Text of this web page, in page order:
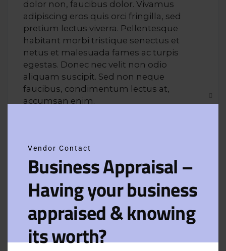
dolor non, faucibus dolor. Vivamus
adipiscing eros quis orci fringilla, sed
pretium lectus viverra. Pellentesque
habitant morbi tristique senectus et
netus et malesuada fames ac turpis
egestas. Donec nec velit non odio
aliquam suscipit. Sed non neque
faucibus, condimentum lectus at,
accumsan enim.
sapien vitae lectus suscipit, et pulvinar
nisi tincidunt. Aliquam erat volutpat.
Curabitur convallis fringilla diam sed
aliquam. Sed tempor iaculis massa
faucibus feugiat. In fermentum facilisis
massa, a consequat purus viverra.
Close
Vendor Contact
Business Appraisal –
Having your business
appraised & knowing
its worth?